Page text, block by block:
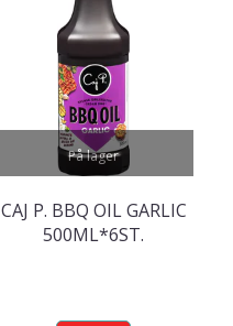
På lager
CAJ P. BBQ OIL GARLIC
500ML*6ST.